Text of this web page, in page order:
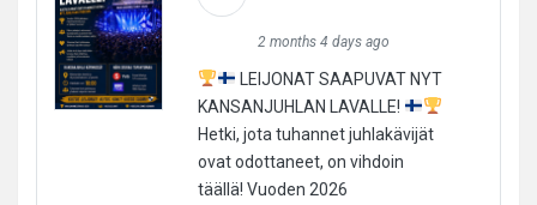
2 months 4 days ago
LEIJONAT SAAPUVAT NYT
KANSANJUHLAN LAVALLE!
Hetki, jota tuhannet juhlakävijät
ovat odottaneet, on vihdoin
täällä! Vuoden 2026